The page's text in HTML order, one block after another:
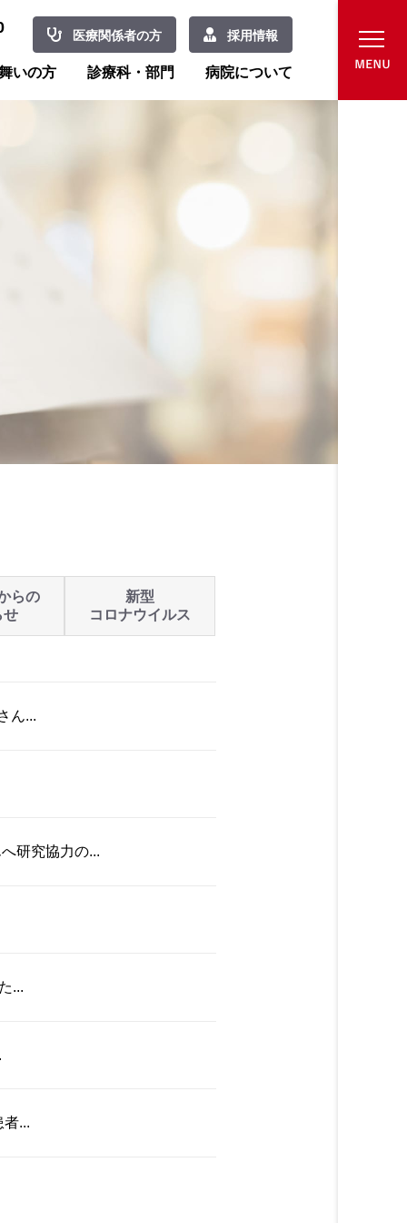
医療関係者の方 採用情報
いの方 診療科・部門 病院について
らの
せ
新型
コロナウイルス
ん...
研究協力の...
...
...